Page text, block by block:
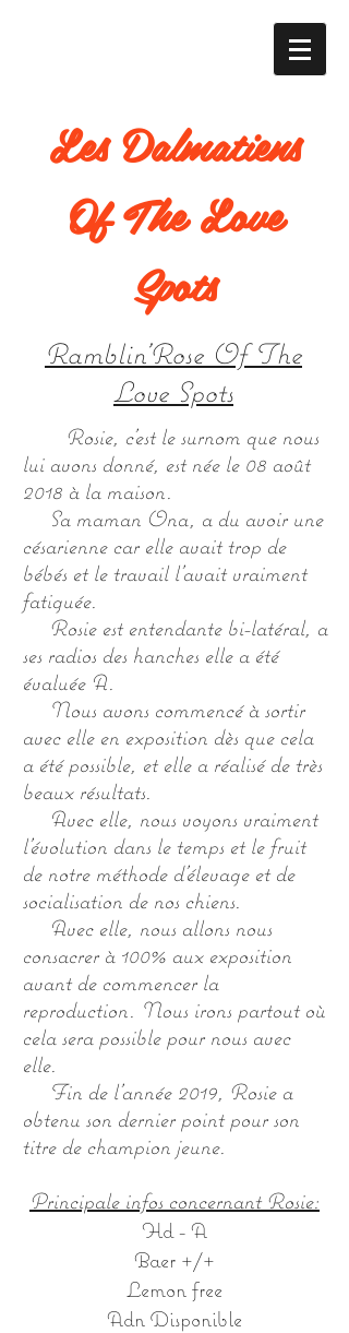
Les Dalmatiens
Of The Love
Spots
Ramblin'Rose Of The
Love Spots
Rosie, c'est le surnom que nous
lui avons donné, est née le 08 août
2018 à la maison.
Sa maman Ona, a du avoir une
césarienne car elle avait trop de
bébés et le travail l'avait vraiment
fatiguée.
Rosie est entendante bi-latéral, a
ses radios des hanches elle a été
évaluée A.
Nous avons commencé à sortir
avec elle en exposition dès que cela
a été possible, et elle a réalisé de très
beaux résultats.
Avec elle, nous voyons vraiment
l'évolution dans le temps et le fruit
de notre méthode d'élevage et de
socialisation de nos chiens.
Avec elle, nous allons nous
consacrer à 100% aux exposition
avant de commencer la
reproduction. Nous irons partout où
cela sera possible pour nous avec
elle.
Fin de l'année 2019, Rosie a
obtenu son dernier point pour son
titre de champion jeune.
Principale infos concernant Rosie:
Hd - A
Baer +/+
Lemon free
Adn Disponible